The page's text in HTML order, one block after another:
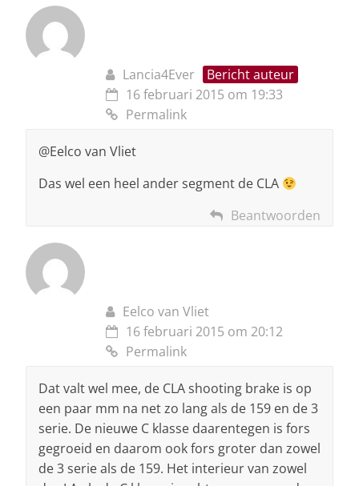
Lancia4Ever
Bericht auteur
16 februari 2015 om 19:33
Permalink
@Eelco van Vliet
Das wel een heel ander segment de CLA
Beantwoorden
Eelco van Vliet
16 februari 2015 om 20:12
Permalink
Dat valt wel mee, de CLA shooting brake is op
een paar mm na net zo lang als de 159 en de 3
serie. De nieuwe C klasse daarentegen is fors
gegroeid en daarom ook fors groter dan zowel
de 3 serie als de 159. Het interieur van zowel